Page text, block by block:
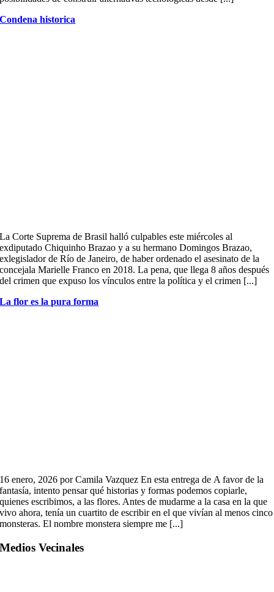
Condena historica
La Corte Suprema de Brasil halló culpables este miércoles al
exdiputado Chiquinho Brazao y a su hermano Domingos Brazao,
exlegislador de Río de Janeiro, de haber ordenado el asesinato de la
concejala Marielle Franco en 2018. La pena, que llega 8 años después
del crimen que expuso los vínculos entre la política y el crimen [...]
La flor es la pura forma
16 enero, 2026 por Camila Vazquez En esta entrega de A favor de la
fantasía, intento pensar qué historias y formas podemos copiarle,
quienes escribimos, a las flores. Antes de mudarme a la casa en la que
vivo ahora, tenía un cuartito de escribir en el que vivían al menos cinco
monsteras. El nombre monstera siempre me [...]
Medios Vecinales